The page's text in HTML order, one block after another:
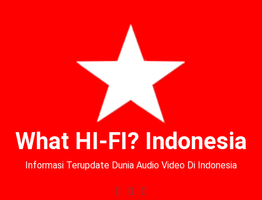
What HI-FI? Indonesia
Informasi Terupdate Dunia Audio Video Di Indonesia